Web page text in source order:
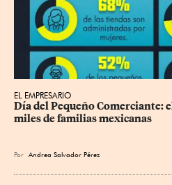
EL EMPRESARIO
Día del Pequeño Comerciante:
miles de familias mexicanas
Por Andrea Salvador Pérez